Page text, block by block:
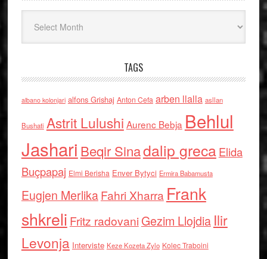
TAGS
albano kolonjari alfons Grishaj Anton Cefa arben llalla asllan
Bushati Astrit Lulushi Aurenc Bebja Behlul
Jashari Beqir Sinadalip grecaElida
Buçpapaj Elmi Berisha Enver Bytyci Ermira Babamusta
Eugjen MerlikaFahri Xharra Frank
shkreli Fritz radovaniGezim Llojdia Ilir
Levonja Interviste Keze Kozeta Zylo Kolec Traboini